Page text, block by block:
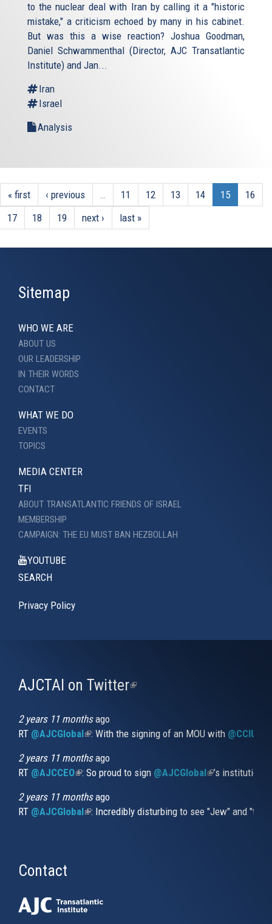
to the nuclear deal with Iran by calling it a "historic
mistake," a criticism echoed by many in his cabinet.
But was this a wise reaction? Joshua Goodman,
Daniel Schwammenthal (Director, AJC Transatlantic
Institute) and Jan...
Iran
Israel
Analysis
« first ‹ previous … 11 12 13 14 15
16
17
18 19 next › last »
Sitemap
WHO WE ARE
ABOUT US
OUR LEADERSHIP
IN THEIR WORDS
CONTACT
WHAT WE DO
EVENTS
TOPICS
MEDIA CENTER
TFI
ABOUT TRANSATLANTIC FRIENDS OF ISRAEL
MEMBERSHIP
CAMPAIGN: THE EU MUST BAN HEZBOLLAH
YOUTUBE
SEARCH
Privacy Policy
AJCTAI on Twitter(link
2 years 11 monthsago
RT @AJCGlobal(link is external)
: With the signing of an MOU with
2 years 11 monthsago
RT @AJCCEO(link is external)
: So proud to sign @AJCGlobal(link is
’s
2 years 11 monthsago
RT @AJCGlobal(link is external)
: Incredibly disturbing to see "Jew" and
Contact